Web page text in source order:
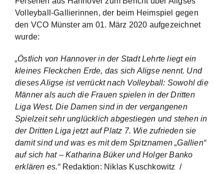
Volleyball-Gallierinnen, der beim Heimspiel gegen
den VCO Münster am 01. März 2020 aufgezeichnet
wurde:
„Östlich von Hannover in der Stadt Lehrte liegt ein
kleines Fleckchen Erde, das sich Aligse nennt. Und
dieses Aligse ist verrückt nach Volleyball: Sowohl die
Männer als auch die Frauen spielen in der Dritten
Liga West. Die Damen sind in der vergangenen
Spielzeit sehr unglücklich abgestiegen und stehen in
der Dritten Liga jetzt auf Platz 7. Wie zufrieden sie
damit sind und was es mit dem Spitznamen „Gallien“
auf sich hat – Katharina Büker und Holger Banko
erklären es.“ Redaktion: Niklas Kuschkowitz /